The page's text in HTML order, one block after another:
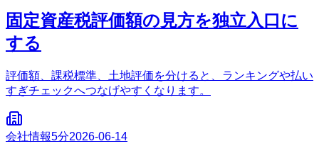
固定資産税評価額の見方を独立入口に
する
評価額、課税標準、土地評価を分けると、ランキングや払い
すぎチェックへつなげやすくなります。
会社情報5分2026-06-14